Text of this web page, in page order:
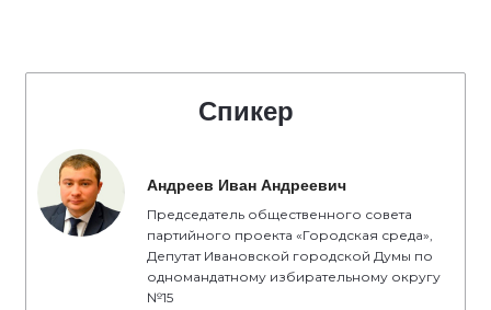
Спикер
Андреев Иван Андреевич
Председатель общественного совета
партийного проекта «Городская среда»,
Депутат Ивановской городской Думы по
одномандатному избирательному округу
№15